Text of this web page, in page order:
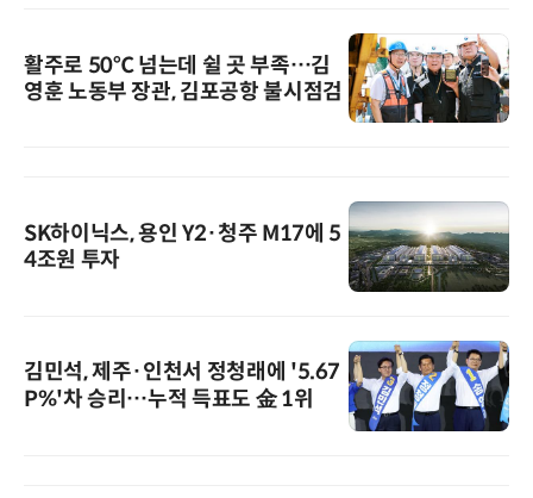
활주로 50℃ 넘는데 쉴 곳 부족…김
영훈 노동부 장관, 김포공항 불시점검
SK하이닉스, 용인 Y2·청주 M17에 5
4조원 투자
김민석, 제주·인천서 정청래에 '5.67
P%'차 승리…누적 득표도 金 1위